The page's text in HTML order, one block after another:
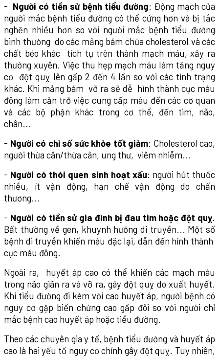
- Người có tiền sử bệnh tiểu đường: Động mạch của
người mắc bệnh tiểu đường có thể cứng hơn và bị tắc
nghẽn nhiều hơn so với người mắc bệnh tiểu đường
bình thường do các mảng bám chứa cholesterol và các
chất béo khác tích tụ trên thành mạch máu, xảy ra
thường xuyên. Việc thu hẹp mạch máu làm tăng nguy
cơ đột quỵ lên gấp 2 đến 4 lần so với các tình trạng
khác. Khi mảng bám vỡ ra sẽ dễ hình thành cục máu
đông làm cản trở việc cung cấp máu đến các cơ quan
và các bộ phận khác trong cơ thể, đến tim, não,
chân...
- Người có chỉ số sức khỏe tốt giảm: Cholesterol cao,
người thừa cân/thừa cân, ung thư, viêm nhiễm...
- Người có thói quen sinh hoạt xấu: người hút thuốc
nhiều, ít vận động, hạn chế vận động do chấn
thương...
- Người có tiền sử gia đình bị đau tim hoặc đột quỵ.
Bất thường về gen, khuynh hướng di truyền... Một số
bệnh di truyền khiến máu đặc lại, dẫn đến hình thành
cục máu đông.
Ngoài ra, huyết áp cao có thể khiến các mạch máu
trong não giãn ra và vỡ ra, gây đột quỵ do xuất huyết.
Khi tiểu đường đi kèm với cao huyết áp, người bệnh có
nguy cơ gặp biến chứng cao gấp đôi so với người chỉ
mắc bệnh cao huyết áp hoặc tiểu đường.
Theo các chuyên gia y tế, bệnh tiểu đường và huyết áp
cao là hai yếu tố nguy cơ chính gây đột quỵ. Tuy nhiên,